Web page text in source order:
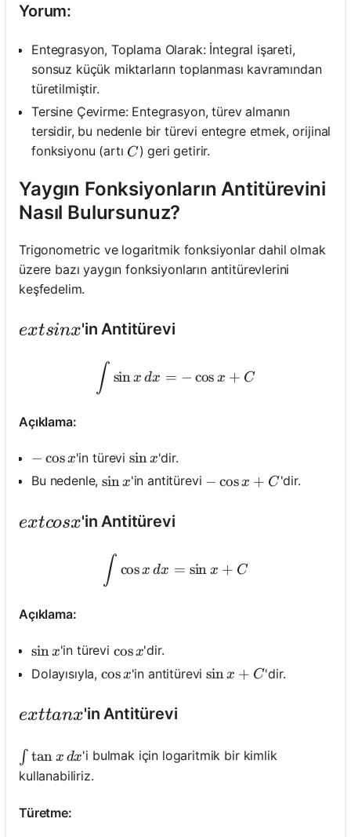
Yorum:
Entegrasyon, Toplama Olarak: İntegral işareti,
sonsuz küçük miktarların toplanması kavramından
türetilmiştir.
Tersine Çevirme: Entegrasyon, türev almanın
tersidir, bu nedenle bir türevi entegre etmek, orijinal
fonksiyonu (artı C
C) geri getirir.
Yaygın Fonksiyonların Antitürevini
Nasıl Bulursunuz?
Trigonometric ve logaritmik fonksiyonlar dahil olmak
üzere bazı yaygın fonksiyonların antitürevlerini
keşfedelim.
ext{sin} x
extsinx'in Antitürevi
\int \sin x \, d x=-\cos
∫ sinx dx = − cos x + C
Açıklama:
-\cos x
− cosx'in türevi \sin x
sinx'dir.
Bu nedenle,\sin x
sinx'in antitürevi -\cos x+C
− cosx + C'dir.
ext{cos} x
extcosx'in Antitürevi
\int \cos x \, d x=\sin
∫ cosx dx = sin x + C
Açıklama:
\sin x
sinx'in türevi \cos x
cos x'dir.
Dolayısıyla, \cos x
cosx'in antitürevi\sin x+C
sinx + C'dir.
ext{tan} x
exttanx'in Antitürevi
\int \tan x \, d x
∫ tan x dx'i bulmak için logaritmik bir kimlik
kullanabiliriz.
Türetme: